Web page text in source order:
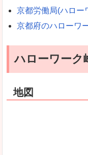
京都労働局(ハロー
京都府のハローワ
ハローワーク
地図